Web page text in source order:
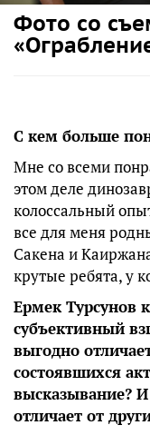
Фото со
С кем больше
Мне со всеми
этом деле
колоссальный
все для меня
Сакена и
крутые ребята, у
Ермек Турсунов
субъективный
выгодно
состоявшихся
высказывание?
отличает от